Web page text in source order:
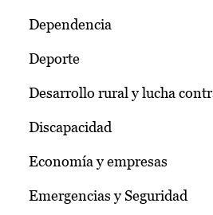
Dependencia
Deporte
Desarrollo rural y lucha
Discapacidad
Economía y empresas
Emergencias y Seguridad